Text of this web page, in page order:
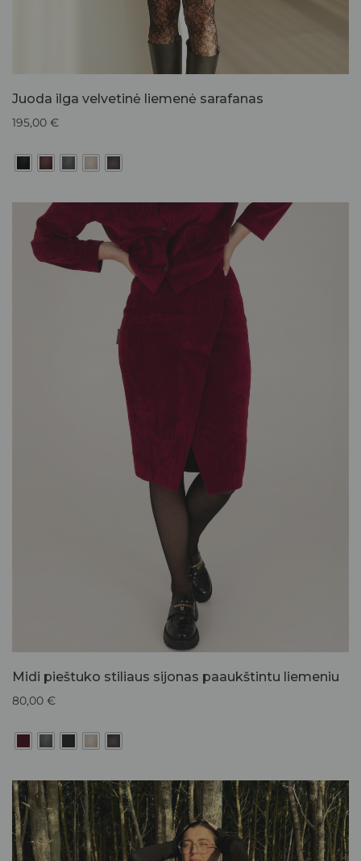
Juoda ilga velvetinė liemenė sarafanas
195,00 €
Midi pieštuko stiliaus sijonas paaukštintu liemeniu
80,00 €